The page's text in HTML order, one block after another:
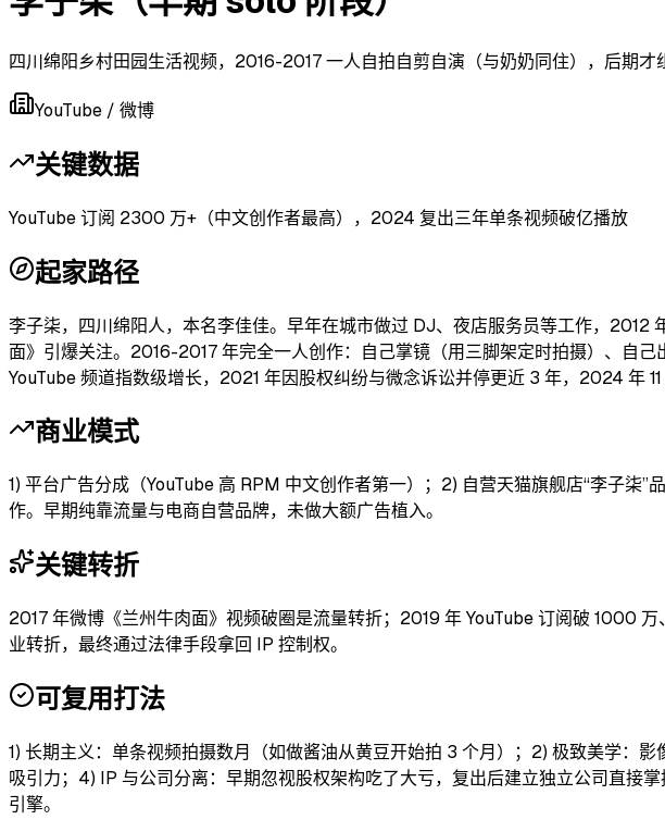
四川绵阳乡村田园生活视频，2016-2017 一人自拍自剪自演（与奶奶同住），后期才
YouTube / 微博
关键数据
YouTube 订阅 2300 万+（中文创作者最高），2024 复出三年单条视频破亿播放
起家路径
李子柒，四川绵阳人，本名李佳佳。早年在城市做过 DJ、夜店服务员等工作，
面》引爆关注。2016-2017 年完全一人创作：自己掌镜（用三脚架定时拍摄）、自
YouTube 频道指数级增长，2021 年因股权纠纷与微念诉讼并停更近 3 年，2024 年 11
商业模式
1) 平台广告分成（YouTube 高 RPM 中文创作者第一）；2) 自营天猫旗舰店“李子柒
作。早期纯靠流量与电商自营品牌，未做大额广告植入。
关键转折
2017 年微博《兰州牛肉面》视频破圈是流量转折；2019 年 YouTube 订阅破 1000
业转折，最终通过法律手段拿回 IP 控制权。
可复用打法
1) 长期主义：单条视频拍摄数月（如做酱油从黄豆开始拍 3 个月）；2) 极致美学：
吸引力；4) IP 与公司分离：早期忽视股权架构吃了大亏，复出后建立独立公司直接
引擎。